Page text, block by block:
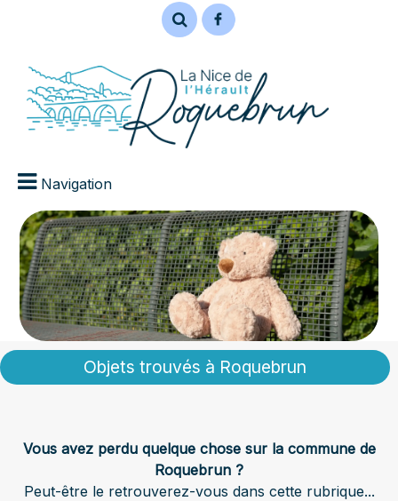
Navigation
Objets trouvés à Roquebrun
Vous avez perdu quelque chose sur la commune de
Roquebrun ?
Peut-être le retrouverez-vous dans cette rubrique...